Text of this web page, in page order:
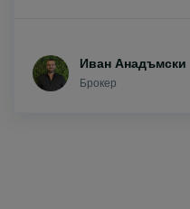
Иван Анадъмски
Брокер